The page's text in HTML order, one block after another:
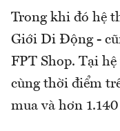
Trong khi đó hệ
Giới Di Động -
FPT Shop. Tại
cùng thời điểm
mua và hơn